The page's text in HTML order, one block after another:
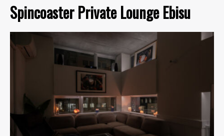
Spincoaster Private Lounge Ebisu